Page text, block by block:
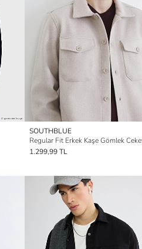
SOUTHBLUE
Regular Fit Erkek Kaşe Gömlek
1.299,99 TL